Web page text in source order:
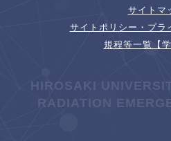
サイトマ
サイトポリシー・プラ
規程等一覧【学
HIROSAKI
RADIATION